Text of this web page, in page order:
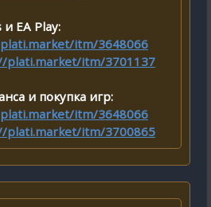
и EA Play:
itm/3648066
plati.market/itm/3701137
и покупка игр:
itm/3648066
plati.market/itm/3700865